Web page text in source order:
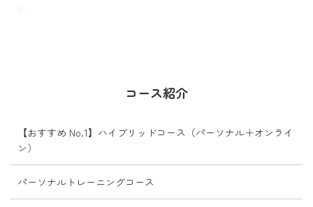
コース紹介
【おすすめ No.1】ハイブリッドコース（パーソナル＋オンライ
ン）
パーソナルトレーニングコース